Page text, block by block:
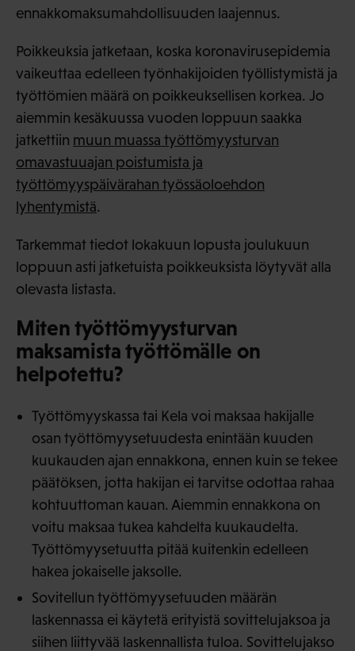
ennakkomaksumahdollisuuden laajennus.
Poikkeuksia jatketaan, koska koronavirusepidemia
vaikeuttaa edelleen työnhakijoiden työllistymistä ja
työttömien määrä on poikkeuksellisen korkea. Jo
aiemmin kesäkuussa vuoden loppuun saakka
jatkettiin muun muassa työttömyysturvan
omavastuuajan poistumista ja
työttömyyspäivärahan työssäoloehdon
lyhentymistä.
Tarkemmat tiedot lokakuun lopusta joulukuun
loppuun asti jatketuista poikkeuksista löytyvät alla
olevasta listasta.
Miten työttömyysturvan
maksamista työttömälle on
helpotettu?
Työttömyyskassa tai Kela voi maksaa hakijalle
osan työttömyysetuudesta enintään kuuden
kuukauden ajan ennakkona, ennen kuin se tekee
päätöksen, jotta hakijan ei tarvitse odottaa rahaa
kohtuuttoman kauan. Aiemmin ennakkona on
voitu maksaa tukea kahdelta kuukaudelta.
Työttömyysetuutta pitää kuitenkin edelleen
hakea jokaiselle jaksolle.
Sovitellun työttömyysetuuden määrän
laskennassa ei käytetä erityistä sovittelujaksoa ja
siihen liittyvää laskennallista tuloa. Sovittelujakso